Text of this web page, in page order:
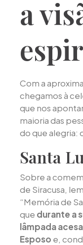
a
Com a
chegamos à
que nos
maioria das
do que alegria:
Santa
Sobre a
de Siracusa,
“Memória de
que durante a
lâmpada
Esposo e,